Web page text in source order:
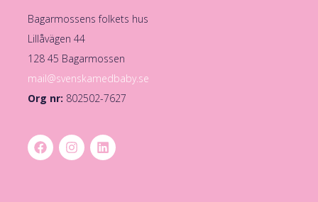
Bagarmossens folkets hus
Lillåvägen 44
128 45 Bagarmossen
mail@svenskamedbaby.se
Org nr: 802502-7627